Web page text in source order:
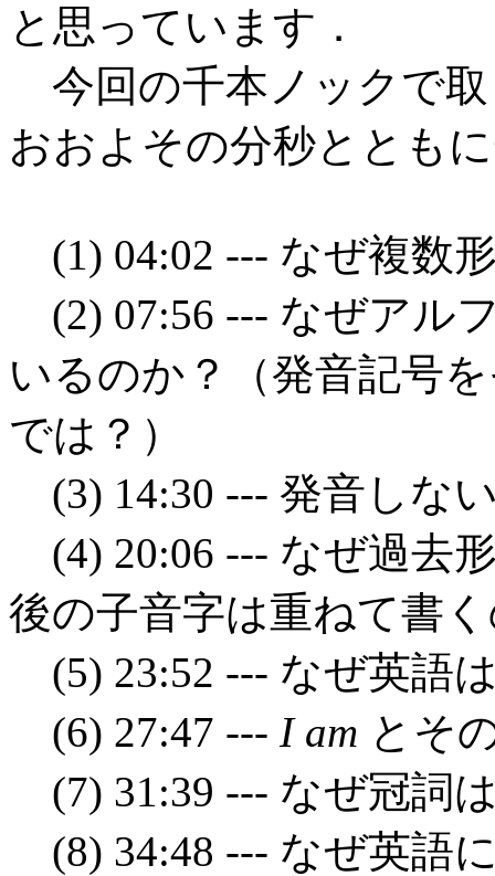
と思っています．
今回の千本ノックで
おおよその分秒ととも
(1) 04:02 --- なぜ複数
(2) 07:56 --- なぜアル
いるのか？（発音記号
では？）
(3) 14:30 --- 発音しな
(4) 20:06 --- なぜ過去
後の子音字は重ねて書
(5) 23:52 --- なぜ英語
(6) 27:47 --- I am とそ
(7) 31:39 --- なぜ冠詞
(8) 34:48 --- なぜ英語